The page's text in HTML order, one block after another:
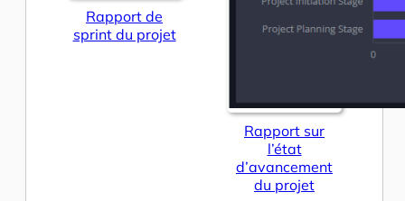
Rapport de
sprint du projet
Rapport sur
l’état
d’avancement
du projet